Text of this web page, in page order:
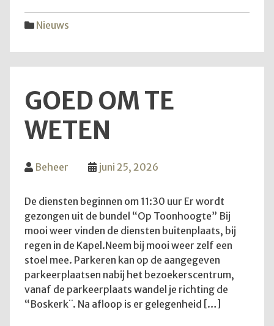
Nieuws
GOED OM TE
WETEN
Beheer juni 25, 2026
De diensten beginnen om 11:30 uur Er wordt
gezongen uit de bundel “Op Toonhoogte” Bij
mooi weer vinden de diensten buitenplaats, bij
regen in de Kapel.Neem bij mooi weer zelf een
stoel mee. Parkeren kan op de aangegeven
parkeerplaatsen nabij het bezoekerscentrum,
vanaf de parkeerplaats wandel je richting de
“Boskerk¨. Na afloop is er gelegenheid […]